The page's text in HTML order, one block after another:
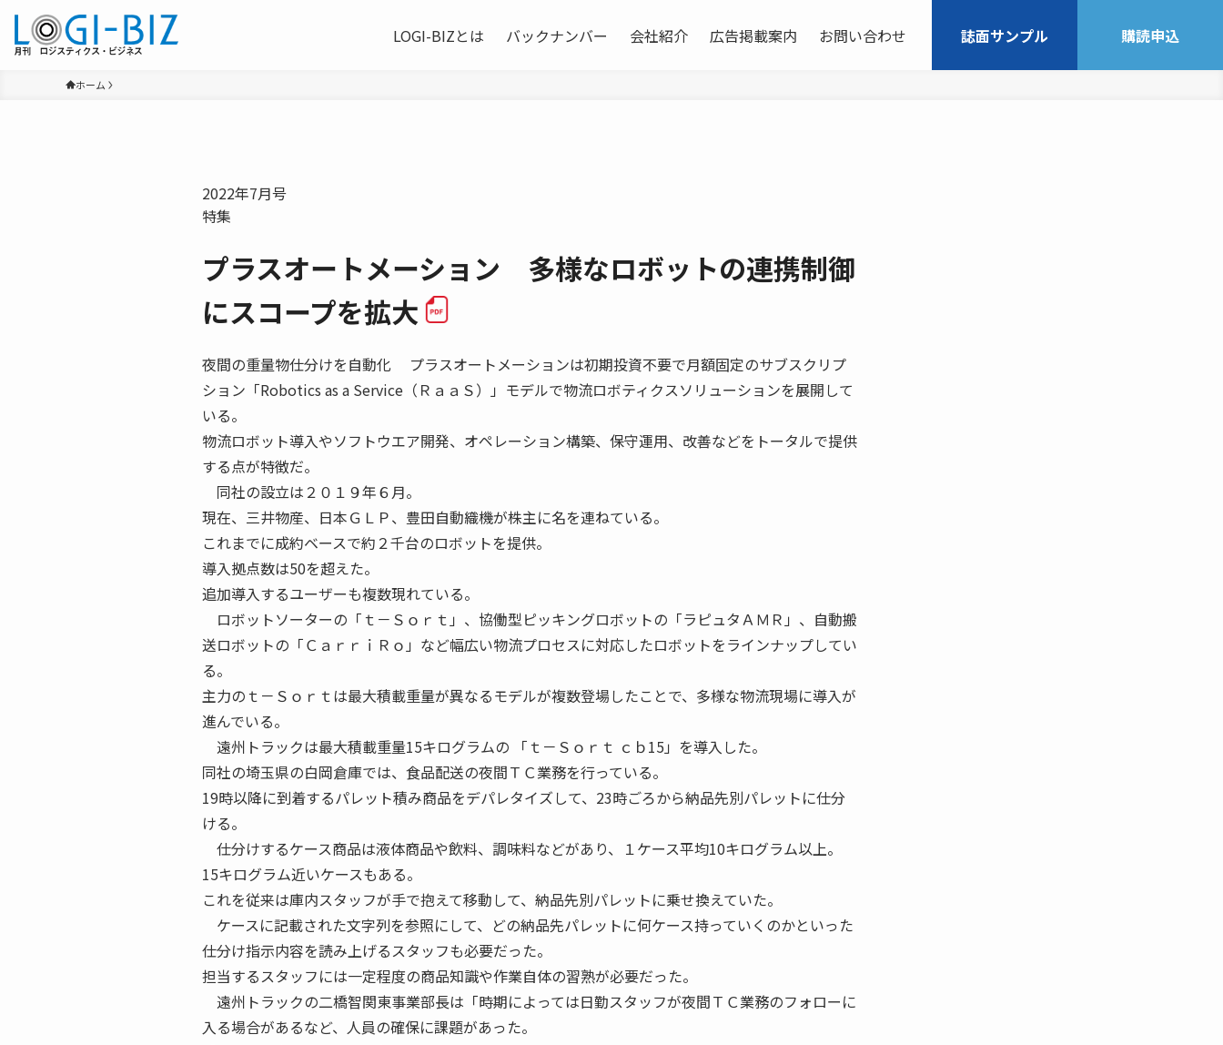
LOGI-BIZとは バックナンバー 会社紹介 広告掲載案内 お問い合わせ 誌面サンプル 購読申込
ホーム
2022年7月号
特集
プラスオートメーション 多様なロボットの連携制御
にスコープを拡大
夜間の重量物仕分けを自動化 プラスオートメーションは初期投資不要で月額固定のサブスクリプ
ション「Robotics as a Service（ＲａａＳ）」モデルで物流ロボティクスソリューションを展開して
いる。
物流ロボット導入やソフトウエア開発、オペレーション構築、保守運用、改善などをトータルで提供
する点が特徴だ。
同社の設立は２０１９年６月。
現在、三井物産、日本ＧＬＰ、豊田自動織機が株主に名を連ねている。
これまでに成約ベースで約２千台のロボットを提供。
導入拠点数は50を超えた。
追加導入するユーザーも複数現れている。
ロボットソーターの「ｔ－Ｓｏｒｔ」、協働型ピッキングロボットの「ラピュタＡＭＲ」、自動搬
送ロボットの「ＣａｒｒｉＲｏ」など幅広い物流プロセスに対応したロボットをラインナップしてい
る。
主力のｔ－Ｓｏｒｔは最大積載重量が異なるモデルが複数登場したことで、多様な物流現場に導入が
進んでいる。
遠州トラックは最大積載重量15キログラムの 「ｔ－Ｓｏｒｔ ｃｂ15」を導入した。
同社の埼玉県の白岡倉庫では、食品配送の夜間ＴＣ業務を行っている。
19時以降に到着するパレット積み商品をデパレタイズして、23時ごろから納品先別パレットに仕分
ける。
仕分けするケース商品は液体商品や飲料、調味料などがあり、１ケース平均10キログラム以上。
15キログラム近いケースもある。
これを従来は庫内スタッフが手で抱えて移動して、納品先別パレットに乗せ換えていた。
ケースに記載された文字列を参照にして、どの納品先パレットに何ケース持っていくのかといった
仕分け指示内容を読み上げるスタッフも必要だった。
担当するスタッフには一定程度の商品知識や作業自体の習熟が必要だった。
遠州トラックの二橋智関東事業部長は「時期によっては日勤スタッフが夜間ＴＣ業務のフォローに
入る場合があるなど、人員の確保に課題があった。